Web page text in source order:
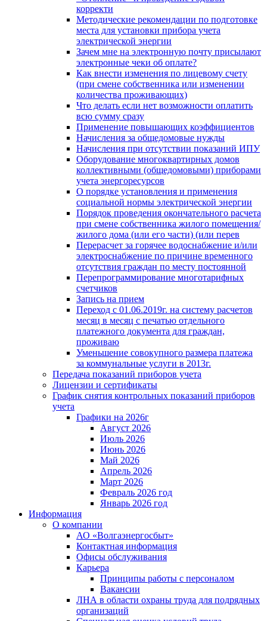
корректи
Методические рекомендации по подготовке
места для установки прибора учета
электрической энергии
Зачем мне на электронную почту присылают
электронные чеки об оплате?
Как внести изменения по лицевому счету
(при смене собственника или изменении
количества проживающих)
Что делать если нет возможности оплатить
всю сумму сразу
Применение повышающих коэффициентов
Начисления за общедомовые нужды
Начисления при отсутствии показаний ИПУ
Оборудование многоквартирных домов
коллективными (общедомовыми) приборами
учета энергоресурсов
О порядке установления и применения
социальной нормы электрической энергии
Порядок проведения окончательного расчета
при смене собственника жилого помещения/
жилого дома (или его части) (или перев
Перерасчет за горячее водоснабжение и/или
электроснабжение по причине временного
отсутствия граждан по месту постоянной
Перепрограммирование многотарифных
счетчиков
Запись на прием
Переход с 01.06.2019г. на систему расчетов
месяц в месяц с печатью отдельного
платежного документа для граждан,
проживаю
Уменьшение совокупного размера платежа
за коммунальные услуги в 2013г.
Передача показаний приборов учета
Лицензии и сертификаты
График снятия контрольных показаний приборов
учета
Графики на 2026г
Август 2026
Июль 2026
Июнь 2026
Май 2026
Апрель 2026
Март 2026
Февраль 2026 год
Январь 2026 год
Информация
О компании
АО «Волгаэнергосбыт»
Контактная информация
Офисы обслуживания
Карьера
Принципы работы с персоналом
Вакансии
ЛНА в области охраны труда для подрядных
организаций